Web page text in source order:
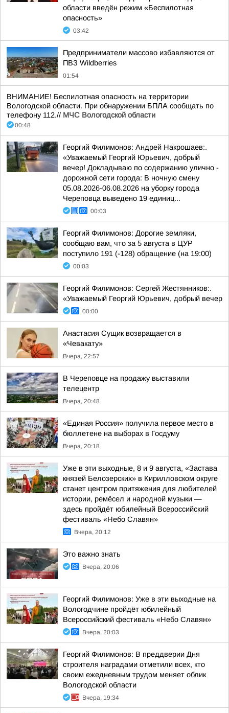
области введён режим «Беспилотная
опасность»
03:42
Предприниматели массово избавляются от
ПВЗ Wildberries
01:54
ВНИМАНИЕ! Беспилотная опасность на территории
Вологодской области. При обнаружении БПЛА сообщать по
телефону 112.// МЧС Вологодской области
00:48
Георгий Филимонов: Андрей Накрошаев:.
«Уважаемый Георгий Юрьевич, добрый
вечер! Докладываю по содержанию улично -
дорожной сети города: В ночную смену
05.08.2026-06.08.2026 на уборку города
Череповца выведено 19 единиц...
00:03
Георгий Филимонов: Дорогие земляки,
сообщаю вам, что за 5 августа в ЦУР
поступило 191 (-128) обращение (на 19:00)
00:03
Георгий Филимонов: Сергей Жестянников:.
«Уважаемый Георгий Юрьевич, добрый вечер
00:00
Анастасия Сущик возвращается в
«Чевакату»
Вчера, 22:57
В Череповце на продажу выставили
телецентр
Вчера, 20:48
«Единая Россия» получила первое место в
бюллетене на выборах в Госдуму
Вчера, 20:18
Уже в эти выходные, 8 и 9 августа, «Застава
князей Белозерских» в Кирилловском округе
станет центром притяжения для любителей
истории, ремёсел и народной музыки —
здесь пройдёт юбилейный Всероссийский
фестиваль «Небо Славян»
Вчера, 20:12
Это важно знать
Вчера, 20:06
Георгий Филимонов: Уже в эти выходные на
Вологодчине пройдёт юбилейный
Всероссийский фестиваль «Небо Славян»
Вчера, 20:03
Георгий Филимонов: В преддверии Дня
строителя наградами отметили всех, кто
своим ежедневным трудом меняет облик
Вологодской области
Вчера, 19:34